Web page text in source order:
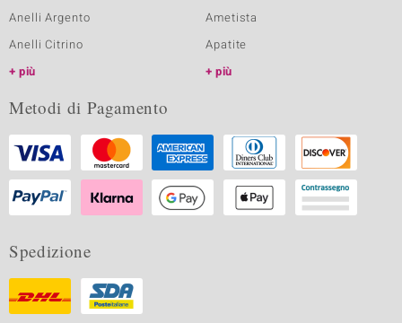
Anelli Argento
Anelli Citrino
più
Ametista
Apatite
più
Metodi di Pagamento
Spedizione